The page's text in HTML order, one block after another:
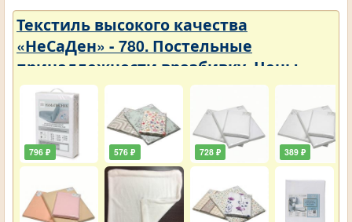
Текстиль высокого качества
«НеСаДен» - 780. Постельные
принадлежности вразбивку. Цены
упали
796 ₽ 576 ₽ 728 ₽ 389 ₽